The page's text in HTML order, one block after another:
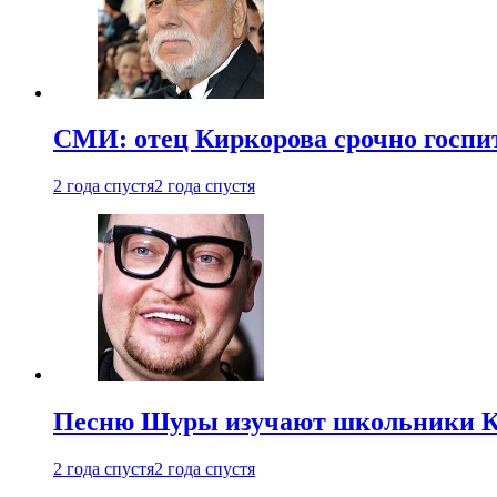
СМИ: отец Киркорова срочно
2 года спустя2 года спустя
Песню Шуры изучают школьники
2 года спустя2 года спустя